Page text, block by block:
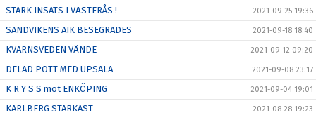
STARK INSATS I VÄSTERÅS ! 2021-09-25 19:36
SANDVIKENS AIK BESEGRADES 2021-09-18 18:40
KVARNSVEDEN VÄNDE 2021-09-12 09:20
DELAD POTT MED UPSALA 2021-09-08 23:17
K R Y S S mot ENKÖPING 2021-09-04 19:01
KARLBERG STARKAST 2021-08-28 19:23